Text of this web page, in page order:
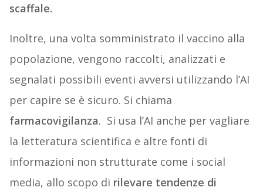
scaffale.
Inoltre, una volta somministrato il vaccino alla
popolazione, vengono raccolti, analizzati e
segnalati possibili eventi avversi utilizzando l’AI
per capire se è sicuro. Si chiama
farmacovigilanza. Si usa l’AI anche per vagliare
la letteratura scientifica e altre fonti di
informazioni non strutturate come i social
media, allo scopo di rilevare tendenze di